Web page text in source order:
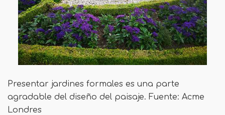
Presentar jardines formales es una parte
agradable del diseño del paisaje. Fuente: Acme
Londres